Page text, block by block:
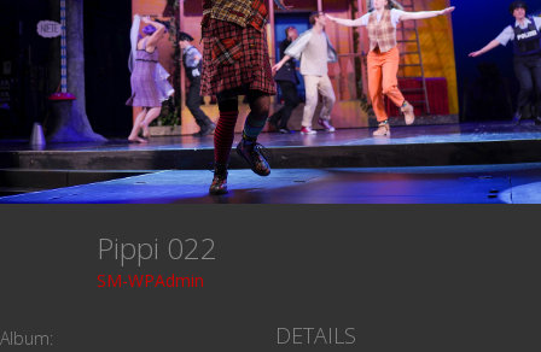
Pippi 022
SM-WPAdmin
Album:
DETAILS